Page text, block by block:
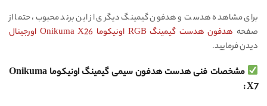
برای مشاهده هدست و هدفون گیمینگ دیگری از این برند محبوب، حتما از
صفحه هدفون هدست گیمینگ RGB اونیکوما Onikuma X26 اورجینال
دیدن فرمایید.
مشخصات فنی هدست هدفون سیمی گیمینگ اونیکوما Onikuma
X7 :